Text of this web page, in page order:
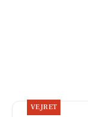
VEJRET